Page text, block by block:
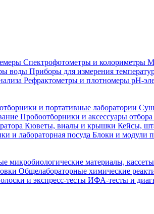
Спектрофотометры и колориметры
воды Приборы для измерения
Рефрактометры и плотномеры pH-
и портативные лаборатории
Пробоотборники и аксессуары
Кюветы, виалы и крышки Кейсы,
и лабораторная посуда Блоки и модули
микробиологические материалы,
Общелабораторные химические
и экспресс-тесты ИФА-тесты и